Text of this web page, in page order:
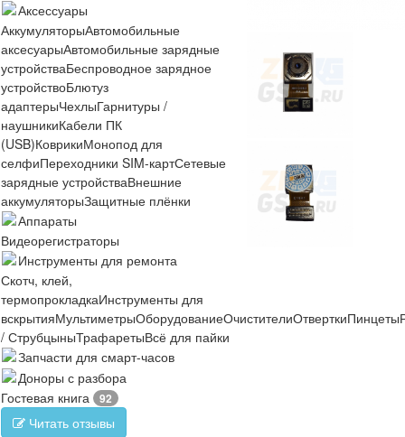
Аксессуары
АккумуляторыАвтомобильные
аксесуарыАвтомобильные зарядные
устройстваБеспроводное зарядное
устройствоБлютуз
адаптерыЧехлыГарнитуры /
наушникиКабели ПК
(USB)КоврикиМонопод для
селфиПереходники SIM-картСетевые
зарядные устройстваВнешние
аккумуляторыЗащитные плёнки
Аппараты
Видеорегистраторы
Инструменты для ремонта
Скотч, клей,
термопрокладкаИнструменты для
вскрытияМультиметрыОборудованиеОчистителиОтверткиПинцеты
/ СтрубцыныТрафаретыВсё для пайки
Запчасти для смарт-часов
Доноры с разбора
Гостевая книга
92
Читать отзывы